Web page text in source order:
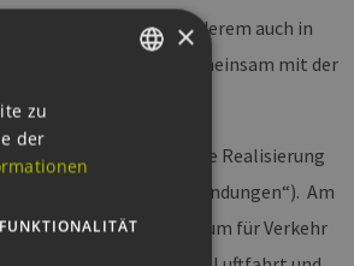
berichtet, unter anderem auch in
ministeriellen Seite gemeinsam mit der
Vorhaben ist die Realisierung
für Mobilitätsanwendungen“). Am
Bundesministerium für Verkehr
×
zu
der
FUNKTIONALITÄT